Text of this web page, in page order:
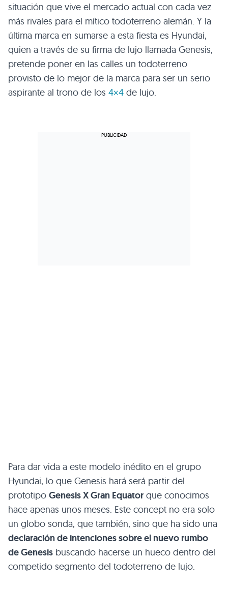
situación que vive el mercado actual con cada vez
más rivales para el mítico todoterreno alemán. Y la
última marca en sumarse a esta fiesta es Hyundai,
quien a través de su firma de lujo llamada Genesis,
pretende poner en las calles un todoterreno
provisto de lo mejor de la marca para ser un serio
aspirante al trono de los 4×4 de lujo.
Para dar vida a este modelo inédito en el grupo
Hyundai, lo que Genesis hará será partir del
prototipo Genesis X Gran Equator que conocimos
hace apenas unos meses. Este concept no era solo
un globo sonda, que también, sino que ha sido una
declaración de intenciones sobre el nuevo rumbo
de Genesis buscando hacerse un hueco dentro del
competido segmento del todoterreno de lujo.